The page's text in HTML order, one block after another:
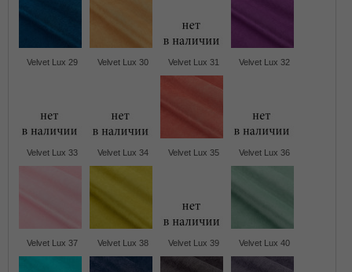
Velvet Lux 29 Velvet Lux 30 Velvet Lux 31 Velvet Lux 32
Velvet Lux 33 Velvet Lux 34 Velvet Lux 35 Velvet Lux 36
Velvet Lux 37 Velvet Lux 38 Velvet Lux 39 Velvet Lux 40